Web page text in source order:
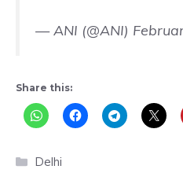
— ANI (@ANI)
Share this:
Categories
Delhi